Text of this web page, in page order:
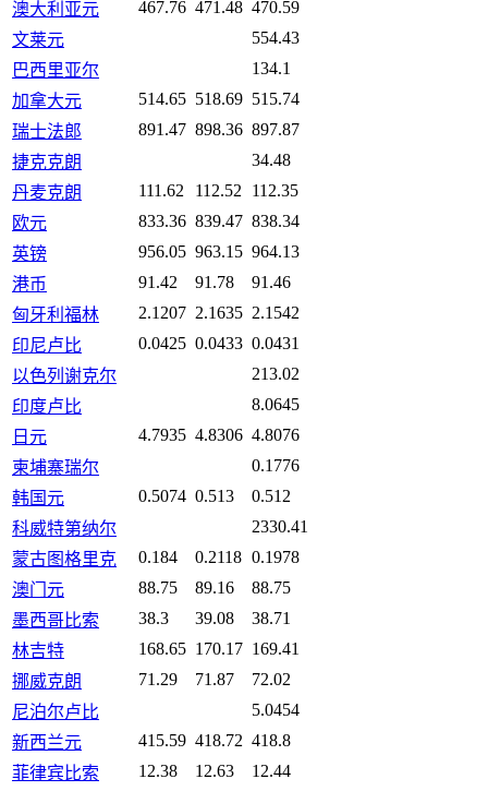
澳大利亚元 467.76 471.48 470.59
文莱元
554.43
巴西里亚尔
134.1
加拿大元
514.65 518.69 515.74
瑞士法郎
891.47 898.36 897.87
捷克克朗
34.48
丹麦克朗
111.62 112.52
112.35
欧元
833.36 839.47 838.34
英镑
956.05 963.15 964.13
港币
91.42 91.78
91.46
匈牙利福林
2.1207 2.1635 2.1542
印尼卢比
0.0425 0.0433 0.0431
以色列谢克尔
213.02
印度卢比
8.0645
日元
4.7935 4.8306 4.8076
柬埔寨瑞尔
0.1776
韩国元
0.5074 0.513
0.512
科威特第纳尔
2330.41
蒙古图格里克
0.184 0.2118 0.1978
澳门元
88.75 89.16
88.75
墨西哥比索
38.3 39.08
38.71
林吉特
168.65 170.17 169.41
挪威克朗
71.29 71.87
72.02
尼泊尔卢比
5.0454
新西兰元
415.59 418.72 418.8
菲律宾比索
12.38 12.63
12.44